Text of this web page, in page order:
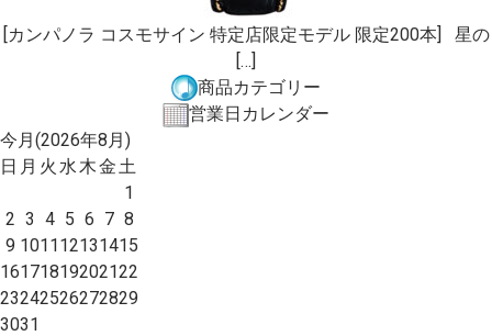
[カンパノラ コスモサイン 特定店限定モデル 限定200本] 星の
[…]
商品カテゴリー
営業日カレンダー
今月(2026年8月)
日 月 火 水木金土
1
2 3 4 5 6 7 8
9 101112131415
16171819202122
23242526272829
3031